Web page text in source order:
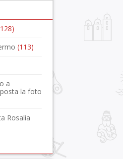
(113)
a
la foto
Rosalia